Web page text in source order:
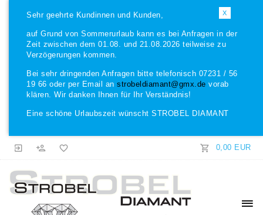
X
Sehr geehrte Kundinnen und Kunden,
auf Grund von Sommerurlaub kann es bei Anfragen in der
Zeit zwischen dem 01.08. und 21.08.2026 teilweise zu
Verzögerungen kommen.
Bei sehr dringenden Anfragen bitte telefonisch 07231 / 56
19 66 oder per Email an strobeldiamant@gmx.de vorab
klären. Wir danken Ihnen für Ihr Verständnis!
Eine schöne Urlaubszeit wünscht STROBEL DIAMANT
0,00 EUR